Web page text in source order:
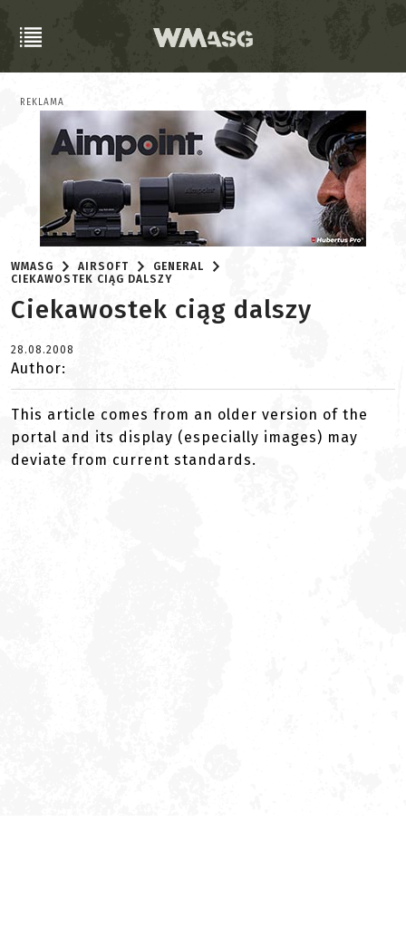
REKLAMA
WMASG AIRSOFT
GENERAL
CIEKAWOSTEK CIĄG DALSZY
Ciekawostek ciąg dalszy
28.08.2008
Author:
This article comes from an older version of the
portal and its display (especially images) may
deviate from current standards.